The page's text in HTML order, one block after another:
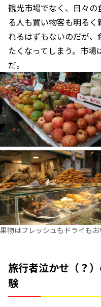
観光市場でなく、日々
る人も買い物客も明る
れるはずもないのだが
たくなってしまう。市
だ。
果物はフレッシュもドライも
旅行者泣かせ（？
験